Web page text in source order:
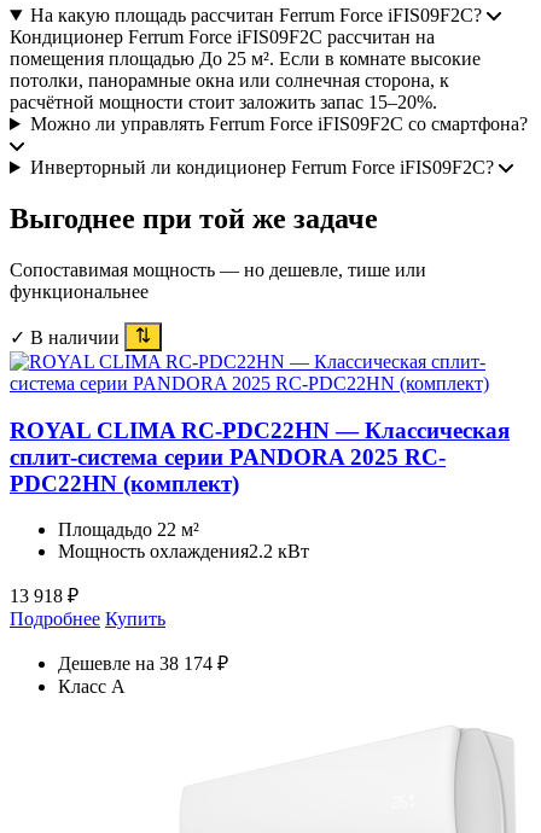
На какую площадь рассчитан Ferrum Force iFIS09F2С?
Кондиционер Ferrum Force iFIS09F2С рассчитан на
помещения площадью До 25 м². Если в комнате высокие
потолки, панорамные окна или солнечная сторона, к
расчётной мощности стоит заложить запас 15–20%.
Можно ли управлять Ferrum Force iFIS09F2С со смартфона?
Инверторный ли кондиционер Ferrum Force iFIS09F2С?
Выгоднее при той же задаче
Сопоставимая мощность — но дешевле, тише или
функциональнее
✓ В наличии
ROYAL CLIMA RC-PDC22HN — Классическая
сплит-система серии PANDORA 2025 RC-
PDC22HN (комплект)
Площадьдо 22 м²
Мощность охлаждения2.2 кВт
13 918 ₽
Подробнее Купить
Дешевле на 38 174 ₽
Класс A